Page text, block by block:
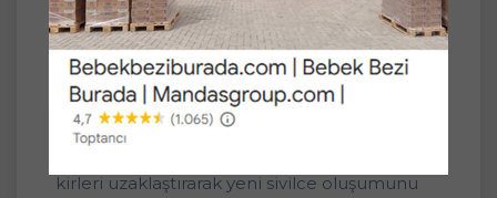
Sebamed Clear Face Kompakt Temizleme
Barı, sivilceye yatkın ve problemli ciltler için
özel olarak formüle edilmiştir. Sabun içermez;
cildi kurutmadan nazikçe temizler ve
gözenekleri derinlemesine arındırır.
kirleri uzaklaştırarak yeni sivilce oluşumunu